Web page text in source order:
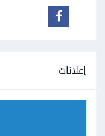
إعلانات